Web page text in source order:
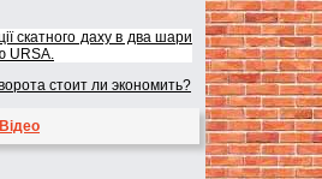
скатного даху в два шари
URSA.
стоит ли экономить?
Відео